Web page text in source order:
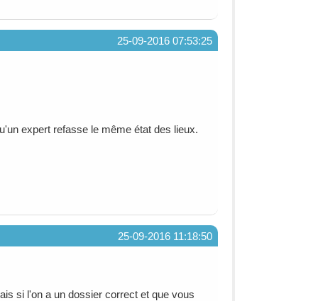
25-09-2016 07:53:25
expert refasse le même état des lieux.
25-09-2016 11:18:50
si l'on a un dossier correct et que vous